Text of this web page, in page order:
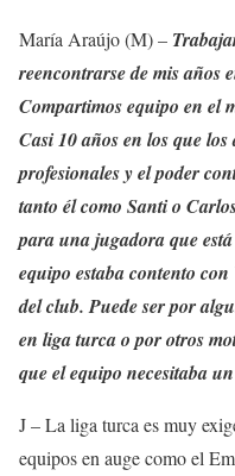
María Araújo (M) –
reencontrarse de mis años
Compartimos equipo en el
Casi 10 años en los que
profesionales y el poder
tanto él como Santi o
para una jugadora que
equipo estaba contento
del club. Puede ser por
en liga turca o por otros
que el equipo necesitaba
J – La liga turca es muy
equipos en auge como el